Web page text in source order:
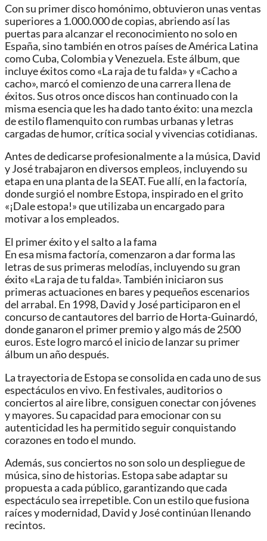
Con su primer disco homónimo, obtuvieron unas ventas
superiores a 1.000.000 de copias, abriendo así las
puertas para alcanzar el reconocimiento no solo en
España, sino también en otros países de América Latina
como Cuba, Colombia y Venezuela. Este álbum, que
incluye éxitos como «La raja de tu falda» y «Cacho a
cacho», marcó el comienzo de una carrera llena de
éxitos. Sus otros once discos han continuado con la
misma esencia que les ha dado tanto éxito: una mezcla
de estilo flamenquito con rumbas urbanas y letras
cargadas de humor, crítica social y vivencias cotidianas.
Antes de dedicarse profesionalmente a la música, David
y José trabajaron en diversos empleos, incluyendo su
etapa en una planta de la SEAT. Fue allí, en la factoría,
donde surgió el nombre Estopa, inspirado en el grito
«¡Dale estopa!» que utilizaba un encargado para
motivar a los empleados.
El primer éxito y el salto a la fama
En esa misma factoría, comenzaron a dar forma las
letras de sus primeras melodías, incluyendo su gran
éxito «La raja de tu falda». También iniciaron sus
primeras actuaciones en bares y pequeños escenarios
del arrabal. En 1998, David y José participaron en el
concurso de cantautores del barrio de Horta-Guinardó,
donde ganaron el primer premio y algo más de 2500
euros. Este logro marcó el inicio de lanzar su primer
álbum un año después.
La trayectoria de Estopa se consolida en cada uno de sus
espectáculos en vivo. En festivales, auditorios o
conciertos al aire libre, consiguen conectar con jóvenes
y mayores. Su capacidad para emocionar con su
autenticidad les ha permitido seguir conquistando
corazones en todo el mundo.
Además, sus conciertos no son solo un despliegue de
música, sino de historias. Estopa sabe adaptar su
propuesta a cada público, garantizando que cada
espectáculo sea irrepetible. Con un estilo que fusiona
raíces y modernidad, David y José continúan llenando
recintos.